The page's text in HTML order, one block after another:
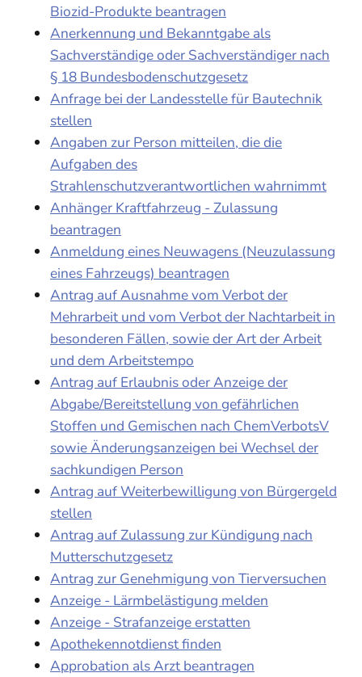
Biozid-Produkte beantragen
Anerkennung und Bekanntgabe als
Sachverständige oder Sachverständiger nach
§ 18 Bundesbodenschutzgesetz
Anfrage bei der Landesstelle für Bautechnik
stellen
Angaben zur Person mitteilen, die die
Aufgaben des
Strahlenschutzverantwortlichen wahrnimmt
Anhänger Kraftfahrzeug - Zulassung
beantragen
Anmeldung eines Neuwagens (Neuzulassung
eines Fahrzeugs) beantragen
Antrag auf Ausnahme vom Verbot der
Mehrarbeit und vom Verbot der Nachtarbeit in
besonderen Fällen, sowie der Art der Arbeit
und dem Arbeitstempo
Antrag auf Erlaubnis oder Anzeige der
Abgabe/Bereitstellung von gefährlichen
Stoffen und Gemischen nach ChemVerbotsV
sowie Änderungsanzeigen bei Wechsel der
sachkundigen Person
Antrag auf Weiterbewilligung von Bürgergeld
stellen
Antrag auf Zulassung zur Kündigung nach
Mutterschutzgesetz
Antrag zur Genehmigung von Tierversuchen
Anzeige - Lärmbelästigung melden
Anzeige - Strafanzeige erstatten
Apothekennotdienst finden
Approbation als Arzt beantragen